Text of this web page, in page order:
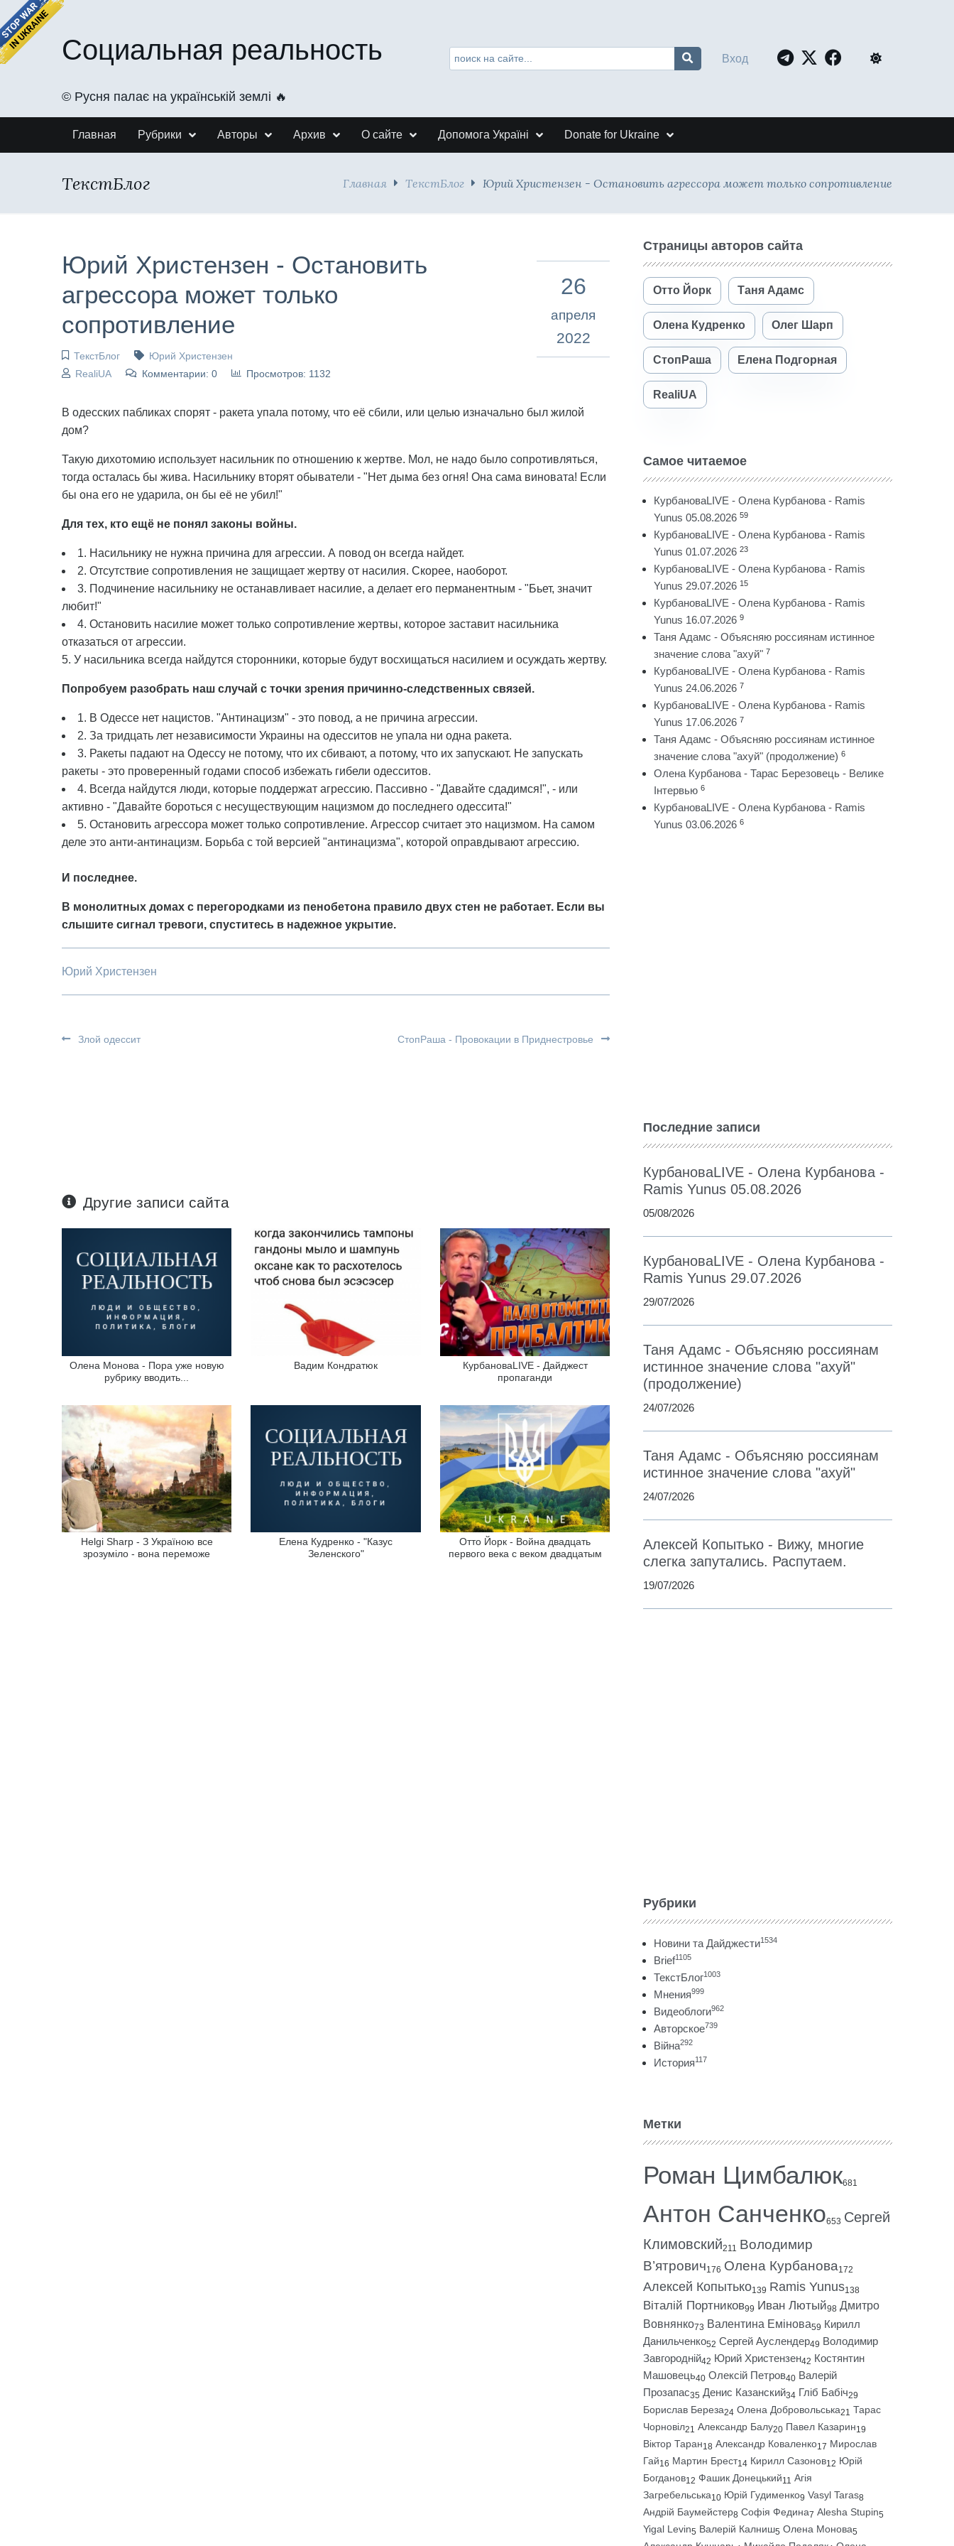
Социальная реальность
©️ Русня палає на українській землі 🔥
Вход
Главная Рубрики Авторы Архив О сайте Допомога Україні Donate for Ukraine
ТекстБлог Главная ТекстБлог Юрий Христензен - Остановить агрессора может только сопротивление
Юрий Христензен - Остановить
агрессора может только
сопротивление
ТекстБлог
Юрий Христензен
RealiUA
Комментарии: 0 Просмотров: 1132
26
апреля
2022
В одесских пабликах спорят - ракета упала потому, что её сбили, или целью изначально был жилой
дом?
Такую дихотомию использует насильник по отношению к жертве. Мол, не надо было сопротивляться,
тогда осталась бы жива. Насильнику вторят обыватели - "Нет дыма без огня! Она сама виновата! Если
бы она его не ударила, он бы её не убил!"
Для тех, кто ещё не понял законы войны.
1. Насильнику не нужна причина для агрессии. А повод он всегда найдет.
2. Отсутствие сопротивления не защищает жертву от насилия. Скорее, наоборот.
3. Подчинение насильнику не останавливает насилие, а делает его перманентным - "Бьет, значит
любит!"
4. Остановить насилие может только сопротивление жертвы, которое заставит насильника
отказаться от агрессии.
5. У насильника всегда найдутся сторонники, которые будут восхищаться насилием и осуждать жертву.
Попробуем разобрать наш случай с точки зрения причинно-следственных связей.
1. В Одессе нет нацистов. "Антинацизм" - это повод, а не причина агрессии.
2. За тридцать лет независимости Украины на одесситов не упала ни одна ракета.
3. Ракеты падают на Одессу не потому, что их сбивают, а потому, что их запускают. Не запускать
ракеты - это проверенный годами способ избежать гибели одесситов.
4. Всегда найдутся люди, которые поддержат агрессию. Пассивно - "Давайте сдадимся!", - или
активно - "Давайте бороться с несуществующим нацизмом до последнего одессита!"
5. Остановить агрессора может только сопротивление. Агрессор считает это нацизмом. На самом
деле это анти-антинацизм. Борьба с той версией "антинацизма", которой оправдывают агрессию.
И последнее.
В монолитных домах с перегородками из пенобетона правило двух стен не работает. Если вы
слышите сигнал тревоги, спуститесь в надежное укрытие.
Юрий Христензен
Злой одессит СтопРаша - Провокации в Приднестровье
Другие записи сайта
Олена Монова - Пора уже новую
рубрику вводить...
Вадим Кондратюк
КурбановаLIVE - Дайджест
пропаганди
Helgi Sharp - З Україною все
зрозуміло - вона переможе
Елена Кудренко - "Казус
Зеленского"
Отто Йорк - Война двадцать
первого века с веком двадцатым
Страницы авторов сайта
Отто Йорк Таня Адамс
Олена Кудренко Олег Шарп
СтопРаша Елена Подгорная
RealiUA
Самое читаемое
КурбановаLIVE - Олена Курбанова - Ramis
Yunus 05.08.2026 59
КурбановаLIVE - Олена Курбанова - Ramis
Yunus 01.07.2026 23
КурбановаLIVE - Олена Курбанова - Ramis
Yunus 29.07.2026 15
КурбановаLIVE - Олена Курбанова - Ramis
Yunus 16.07.2026 9
Таня Адамс - Объясняю россиянам истинное
значение слова "ахуй" 7
КурбановаLIVE - Олена Курбанова - Ramis
Yunus 24.06.2026 7
КурбановаLIVE - Олена Курбанова - Ramis
Yunus 17.06.2026 7
Таня Адамс - Объясняю россиянам истинное
значение слова "ахуй" (продолжение) 6
Олена Курбанова - Тарас Березовець - Велике
Інтервью 6
КурбановаLIVE - Олена Курбанова - Ramis
Yunus 03.06.2026 6
Последние записи
КурбановаLIVE - Олена Курбанова -
Ramis Yunus 05.08.2026
05/08/2026
КурбановаLIVE - Олена Курбанова -
Ramis Yunus 29.07.2026
29/07/2026
Таня Адамс - Объясняю россиянам
истинное значение слова "ахуй"
(продолжение)
24/07/2026
Таня Адамс - Объясняю россиянам
истинное значение слова "ахуй"
24/07/2026
Алексей Копытько - Вижу, многие
слегка запутались. Распутаем.
19/07/2026
Рубрики
Новини та Дайджести1534
Brief1105
ТекстБлог1003
Мнения999
Видеоблоги962
Авторское739
Війна292
История117
Метки
Роман Цимбалюк681
Антон Санченко653 Сергей
Климовский211 Володимир
В’ятрович176 Олена Курбанова172
Алексей Копытько139 Ramis Yunus138
Віталій Портников99 Иван Лютый98 Дмитро
Вовнянко73 Валентина Емінова59 Кирилл
Данильченко52 Сергей Ауслендер49 Володимир
Завгородній42 Юрий Христензен42 Костянтин
Машовець40 Олексій Петров40 Валерій
Прозапас35 Денис Казанский34 Гліб Бабіч29
Борислав Береза24 Олена Добровольська21 Тарас
Чорновіл21 Александр Балу20 Павел Казарин19
Віктор Таран18 Александр Коваленко17 Мирослав
Гай16 Мартин Брест14 Кирилл Сазонов12 Юрій
Богданов12 Фашик Донецький11 Агія
Загребельська10 Юрій Гудименко9 Vasyl Taras8
Андрій Баумейстер8 Софія Федина7 Alesha Stupin5
Yigal Levin5 Валерій Калниш5 Олена Монова5